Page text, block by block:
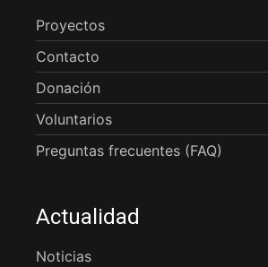
Proyectos
Contacto
Donación
Voluntarios
Preguntas frecuentes (FAQ)
Actualidad
Noticias